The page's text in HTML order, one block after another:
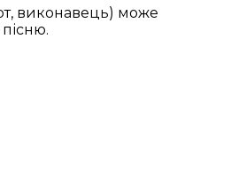
виконавець) може